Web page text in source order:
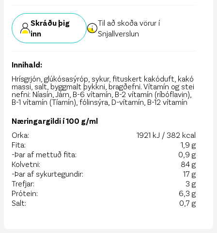
Skráðu þig
inn
Til að skoða vörur í
Snjallverslun
Innihald:
Hrísgrjón, glúkósasýróp, sykur, fituskert kakóduft, kakó
massi, salt, byggmalt þykkni, bragðefni. Vítamín og stei
nefni: Níasín, Járn, B-6 vítamín, B-2 vítamín (ríbóflavin),
B-1 vítamín (Tíamín), fólinsýra, D-vítamín, B-12 vítamín
Næringargildi í 100 g/ml
Orka:
1921 kJ / 382 kcal
Fita:
1,9 g
-Þar af mettuð fita:
0,9 g
Kolvetni:
84 g
-Þar af sykurtegundir:
17 g
Trefjar:
3 g
Prótein:
6,3 g
Salt:
0,7 g